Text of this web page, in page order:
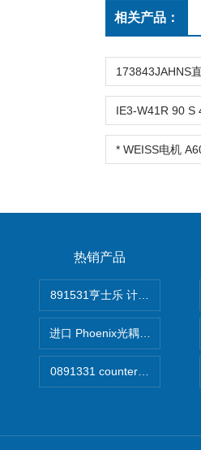
相关产品：
热销产品
891531亨士乐 计时器
进口 Phoenix光耦开关